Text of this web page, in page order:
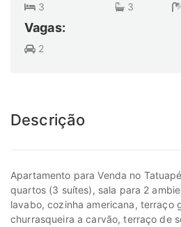
3 3
Vagas:
2
Descrição
Apartamento para Venda no
quartos (3 suítes), sala para 2
lavabo, cozinha americana, terraço
churrasqueira a carvão, terraço de